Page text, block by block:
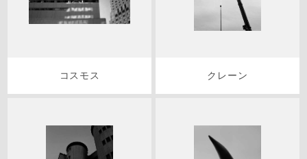
コスモス クレーン